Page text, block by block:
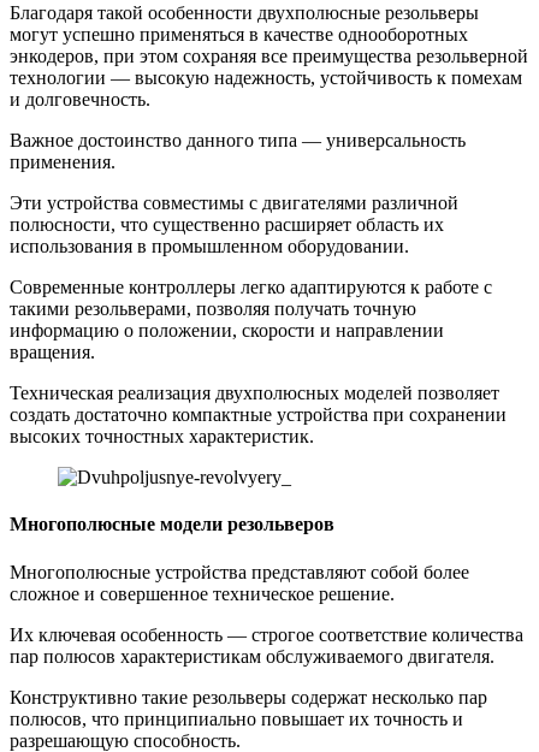
Благодаря такой особенности двухполюсные резольверы
могут успешно применяться в качестве однооборотных
энкодеров, при этом сохраняя все преимущества резольверной
технологии — высокую надежность, устойчивость к помехам
и долговечность.
Важное достоинство данного типа — универсальность
применения.
Эти устройства совместимы с двигателями различной
полюсности, что существенно расширяет область их
использования в промышленном оборудовании.
Современные контроллеры легко адаптируются к работе с
такими резольверами, позволяя получать точную
информацию о положении, скорости и направлении
вращения.
Техническая реализация двухполюсных моделей позволяет
создать достаточно компактные устройства при сохранении
высоких точностных характеристик.
Многополюсные модели резольверов
Многополюсные устройства представляют собой более
сложное и совершенное техническое решение.
Их ключевая особенность — строгое соответствие количества
пар полюсов характеристикам обслуживаемого двигателя.
Конструктивно такие резольверы содержат несколько пар
полюсов, что принципиально повышает их точность и
разрешающую способность.